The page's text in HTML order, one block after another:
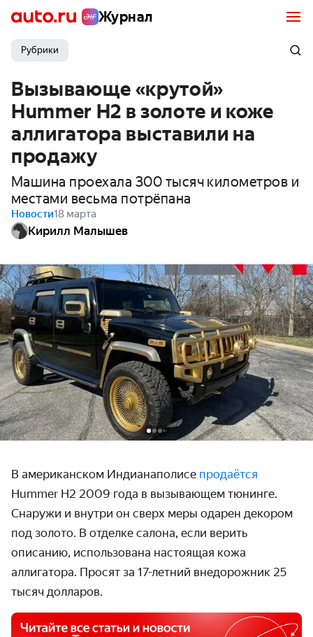
Журнал
Рубрики
Вызывающе «крутой»
Hummer H2 в золоте и коже
аллигатора выставили на
продажу
Машина проехала 300 тысяч километров и
местами весьма потрёпана
Новости18 марта
Кирилл Малышев
В американском Индианаполисе продаётся
Hummer H2 2009 года в вызывающем тюнинге.
Снаружи и внутри он сверх меры одарен декором
под золото. В отделке салона, если верить
описанию, использована настоящая кожа
аллигатора. Просят за 17-летний внедорожник 25
тысяч долларов.